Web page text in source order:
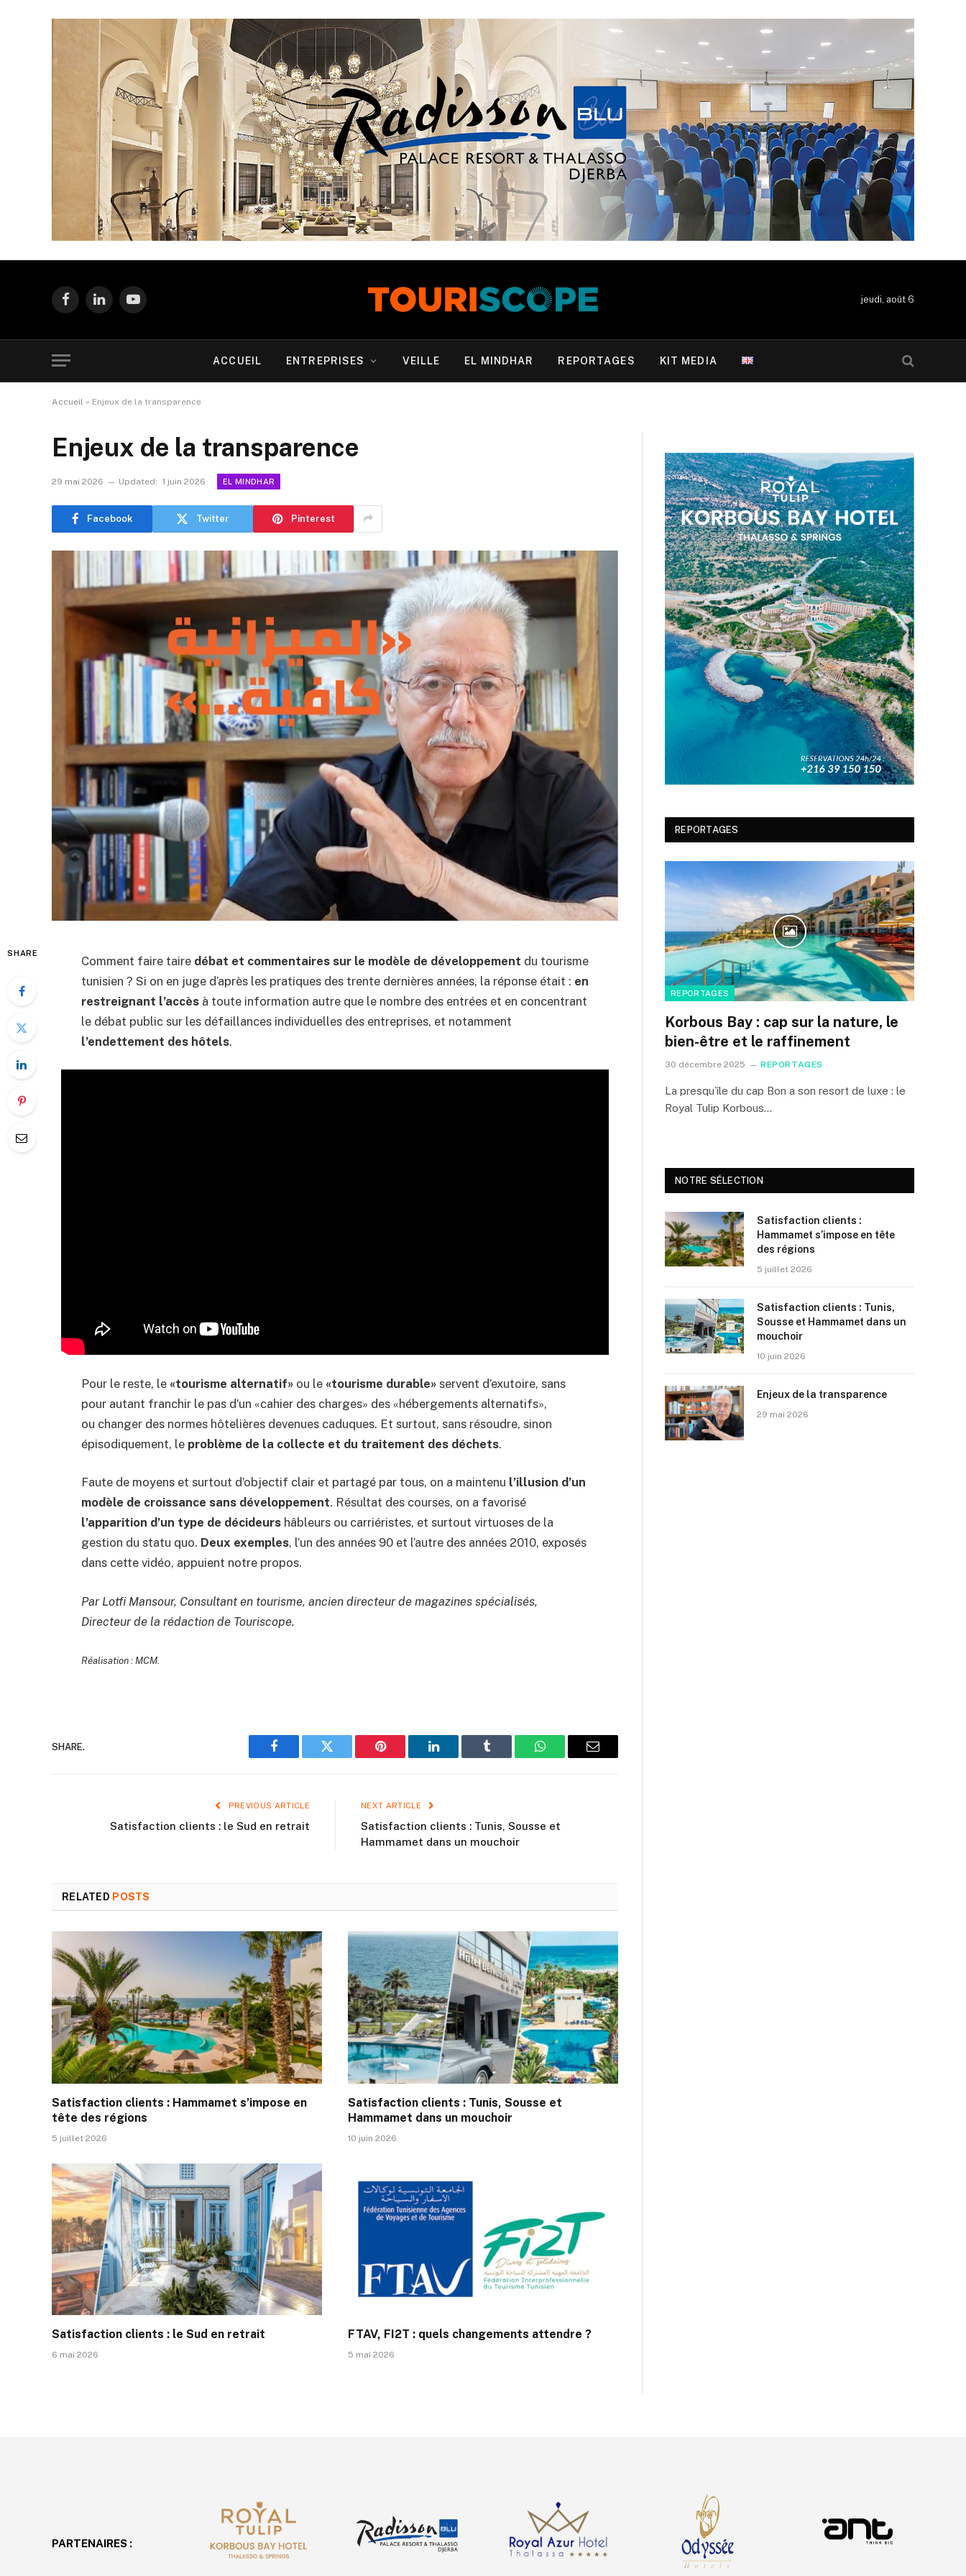
FacebookLinkedInYouTube
jeudi, août 6
ACCUEIL ENTREPRISES VEILLE EL MINDHAR REPORTAGES KIT MEDIA
Accueil » Enjeux de la transparence
Enjeux de la transparence
29 mai 2026 Updated: 1 juin 2026 EL MINDHAR
Facebook Twitter Pinterest
SHARE
Comment faire taire débat et commentaires sur le modèle de développement du tourisme
tunisien ? Si on en juge d’après les pratiques des trente dernières années, la réponse était : en
restreignant l’accès à toute information autre que le nombre des entrées et en concentrant
le débat public sur les défaillances individuelles des entreprises, et notamment
l’endettement des hôtels.
Pour le reste, le «tourisme alternatif» ou le «tourisme durable» servent d’exutoire, sans
pour autant franchir le pas d’un «cahier des charges» des «hébergements alternatifs»,
ou changer des normes hôtelières devenues caduques. Et surtout, sans résoudre, sinon
épisodiquement, le problème de la collecte et du traitement des déchets.
Faute de moyens et surtout d’objectif clair et partagé par tous, on a maintenu l’illusion d’un
modèle de croissance sans développement. Résultat des courses, on a favorisé
l’apparition d’un type de décideurs hâbleurs ou carriéristes, et surtout virtuoses de la
gestion du statu quo. Deux exemples, l’un des années 90 et l’autre des années 2010, exposés
dans cette vidéo, appuient notre propos.
Par Lotfi Mansour, Consultant en tourisme, ancien directeur de magazines spécialisés,
Directeur de la rédaction de Touriscope.
Réalisation : MCM.
SHARE.
Facebook Twitter Pinterest LinkedIn Tumblr WhatsAppEmail
PREVIOUS ARTICLE
Satisfaction clients : le Sud en retrait
NEXT ARTICLE
Satisfaction clients : Tunis, Sousse et
Hammamet dans un mouchoir
RELATED POSTS
Satisfaction clients : Hammamet s’impose en
tête des régions
5 juillet 2026
Satisfaction clients : Tunis, Sousse et
Hammamet dans un mouchoir
10 juin 2026
Satisfaction clients : le Sud en retrait
6 mai 2026
FTAV, FI2T : quels changements attendre ?
5 mai 2026
REPORTAGES
REPORTAGES
Korbous Bay : cap sur la nature, le
bien-être et le raffinement
30 décembre 2025 REPORTAGES
La presqu’île du cap Bon a son resort de luxe : le
Royal Tulip Korbous…
NOTRE SÉLECTION
Satisfaction clients :
Hammamet s’impose en tête
des régions
5 juillet 2026
Satisfaction clients : Tunis,
Sousse et Hammamet dans un
mouchoir
10 juin 2026
Enjeux de la transparence
29 mai 2026
PARTENAIRES :